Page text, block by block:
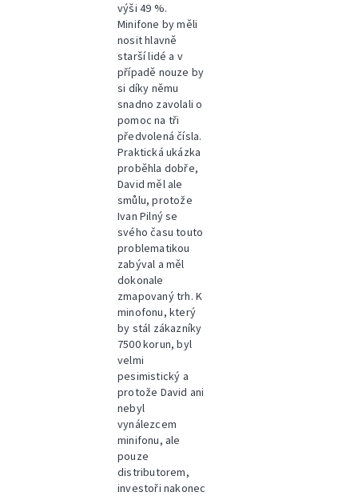
výši 49 %.
Minifone by měli
nosit hlavně
starší lidé a v
případě nouze by
si díky němu
snadno zavolali o
pomoc na tři
předvolená čísla.
Praktická ukázka
proběhla dobře,
David měl ale
smůlu, protože
Ivan Pilný se
svého času touto
problematikou
zabýval a měl
dokonale
zmapovaný trh. K
minofonu, který
by stál zákazníky
7500 korun, byl
velmi
pesimistický a
protože David ani
nebyl
vynálezcem
minifonu, ale
pouze
distributorem,
investoři nakonec